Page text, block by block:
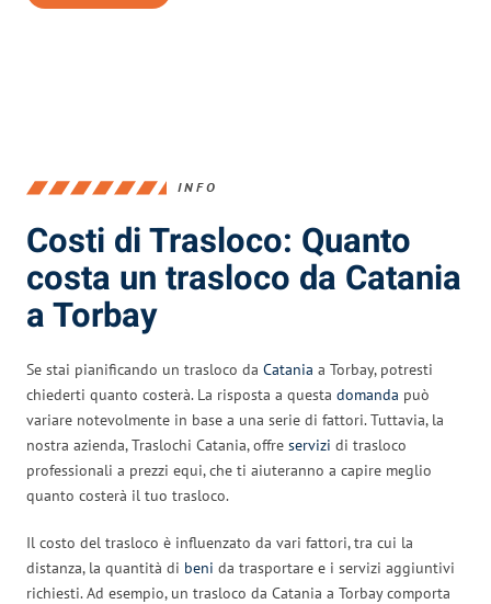
INFO
Costi di Trasloco: Quanto
costa un trasloco da Catania
a Torbay
Se stai pianificando un trasloco da Catania a Torbay, potresti
chiederti quanto costerà. La risposta a questa domanda può
variare notevolmente in base a una serie di fattori. Tuttavia, la
nostra azienda, Traslochi Catania, offre servizi di trasloco
professionali a prezzi equi, che ti aiuteranno a capire meglio
quanto costerà il tuo trasloco.
Il costo del trasloco è influenzato da vari fattori, tra cui la
distanza, la quantità di beni da trasportare e i servizi aggiuntivi
richiesti. Ad esempio, un trasloco da Catania a Torbay comporta